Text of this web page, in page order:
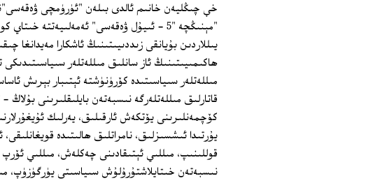
خې چىڭليەن خانىم ئالدى بىلەن "ئۈرۈمچى
"مېنىڭچە "5 - ئىيۇل ۋەقەسى" ئەمەلىيەتتە
يىللاردىن بۇيانقى زىددىيىتىنىڭ ئاشكارا
ھاكىمىيىتىنىڭ ئاز سانلىق مىللەتلەر
مىللەتلەر سىياسىتىدە كۆرۈنۈشتە ئېتىبار بېرىش
قاتارلىق مىللەتلەرگە نىسبەتەن بايلىقلىرىنى
كۆچمەنلىرىنى يۆتكەش ئارقىلىق، يەرلىك
يۇرتىدا ئىشسىزلىق، نامراتلىق ھالىتىدە
قوللىنىپ، مىللىي ئېتىقادىنى چەكلەش، مىللىي ئۆرپ
نىسبەتەن خىتايلاشتۇرۇلۇش سىياسىتى يۈرگۈزۈپ،